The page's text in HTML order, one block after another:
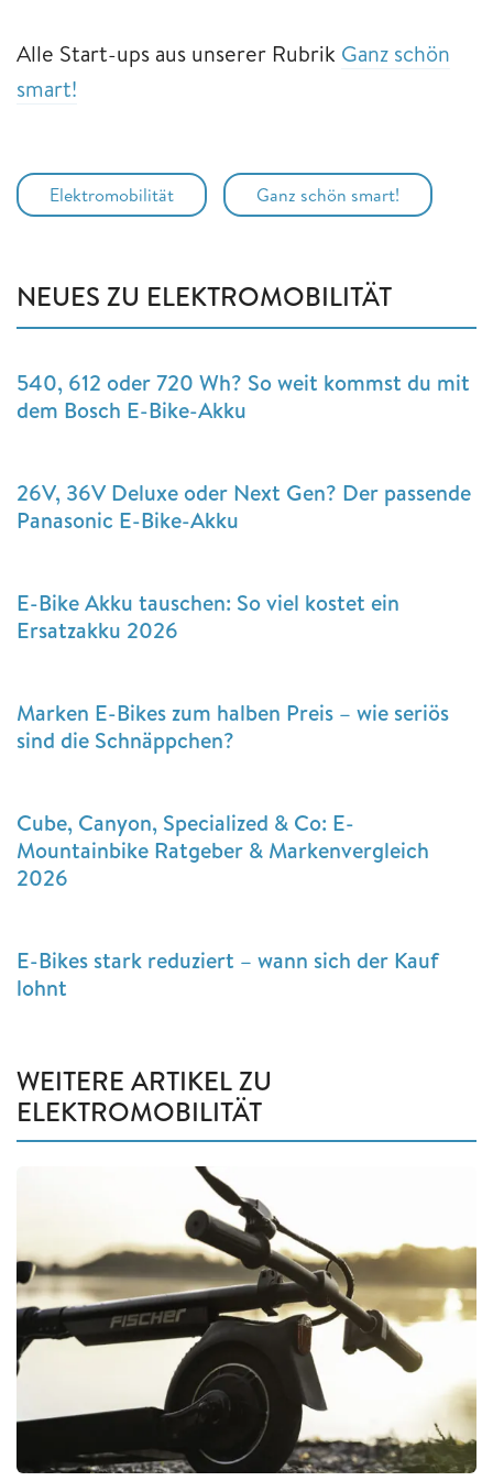
Alle Start-ups aus unserer Rubrik Ganz schön
smart!
Elektromobilität Ganz schön smart!
NEUES ZU ELEKTROMOBILITÄT
540, 612 oder 720 Wh? So weit kommst du mit
dem Bosch E-Bike-Akku
26V, 36V Deluxe oder Next Gen? Der passende
Panasonic E-Bike-Akku
E-Bike Akku tauschen: So viel kostet ein
Ersatzakku 2026
Marken E-Bikes zum halben Preis – wie seriös
sind die Schnäppchen?
Cube, Canyon, Specialized & Co: E-
Mountainbike Ratgeber & Markenvergleich
2026
E-Bikes stark reduziert – wann sich der Kauf
lohnt
WEITERE ARTIKEL ZU
ELEKTROMOBILITÄT